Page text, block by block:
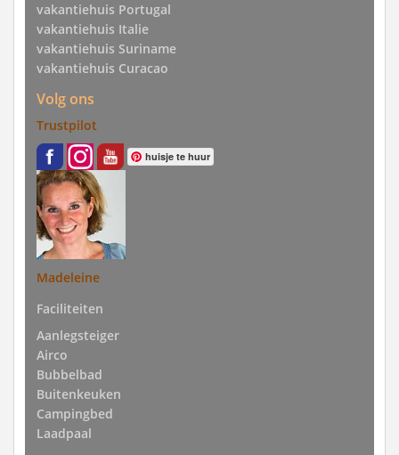
vakantiehuis Portugal
vakantiehuis Italie
vakantiehuis Suriname
vakantiehuis Curacao
Volg ons
Trustpilot
huisje te huur
Madeleine
Faciliteiten
Aanlegsteiger
Airco
Bubbelbad
Buitenkeuken
Campingbed
Laadpaal